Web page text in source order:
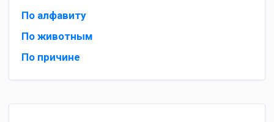
По алфавиту
По животным
По причине